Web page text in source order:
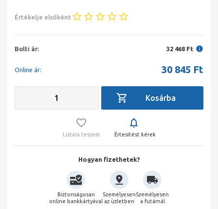
Értékelje elsőként
Bolti ár: 32 468 Ft
Online ár: 30 845 Ft
Listára teszem Értesítést kérek
Hogyan fizethetek?
Biztonságosan
online bankkártyával
Személyesen
az üzletben
Személyesen
a futárnál